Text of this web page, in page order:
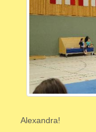
Alexandra!